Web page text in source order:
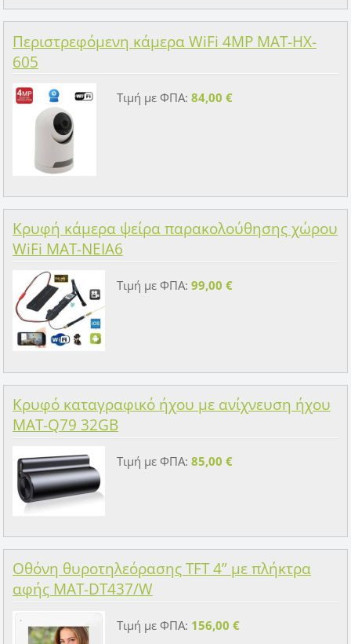
Περιστρεφόμενη κάμερα WiFi 4MP MAT-HX-
605
Τιμή με ΦΠΑ: 84,00 €
Κρυφή κάμερα ψείρα παρακολούθησης χώρου
WiFi MAT-NEIA6
Τιμή με ΦΠΑ: 99,00 €
Κρυφό καταγραφικό ήχου με ανίχνευση ήχου
MAT-Q79 32GB
Τιμή με ΦΠΑ: 85,00 €
Οθόνη θυροτηλεόρασης TFT 4” με πλήκτρα
αφής MAT-DT437/W
Τιμή με ΦΠΑ: 156,00 €